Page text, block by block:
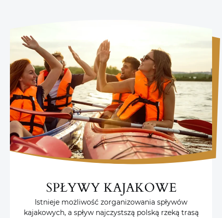
SPŁYWY KAJAKOWE
Istnieje możliwość zorganizowania spływów
kajakowych, a spływ najczystszą polską rzeką trasą